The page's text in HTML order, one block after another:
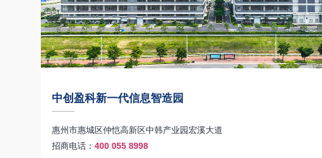
中创盈科新一代信息智造园
惠州市惠城区仲恺高新区中韩产业园宏溪大道
招商电话： 400 055 8998